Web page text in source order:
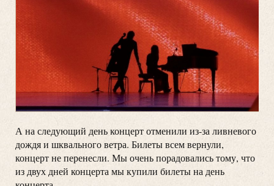
А на следующий день концерт отменили из-за ливневого
дождя и шквального ветра. Билеты всем вернули,
концерт не перенесли. Мы очень порадовались тому, что
из двух дней концерта мы купили билеты на день